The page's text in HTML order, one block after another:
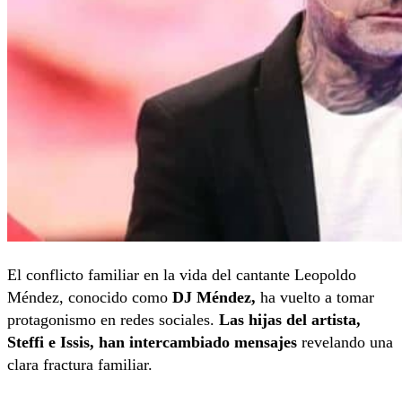
El conflicto familiar en la vida del cantante Leopoldo
Méndez, conocido como DJ Méndez, ha vuelto a tomar
protagonismo en redes sociales. Las hijas del artista,
Steffi e Issis, han intercambiado mensajes revelando una
clara fractura familiar.